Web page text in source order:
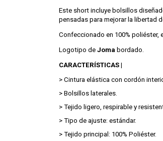
Este short incluye bolsillos
pensadas para mejorar la libertad
Confeccionado en 100%
Logotipo de Joma bordado.
CARACTERÍSTICAS |
> Cintura elástica con cordón
> Bolsillos laterales.
> Tejido ligero, respirable y
> Tipo de ajuste: estándar.
> Tejido principal: 100% Poliéster.